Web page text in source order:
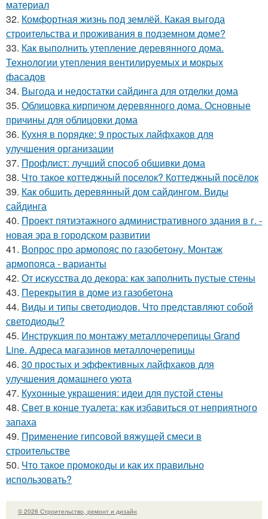
материал
32. Комфортная жизнь под землёй. Какая выгода
строительства и проживания в подземном доме?
33. Как выполнить утепление деревянного дома.
Технологии утепления вентилируемых и мокрых
фасадов
34. Выгода и недостатки сайдинга для отделки дома
35. Облицовка кирпичом деревянного дома. Основные
причины для облицовки дома
36. Кухня в порядке: 9 простых лайфхаков для
улучшения организации
37. Профлист: лучший способ обшивки дома
38. Что такое коттеджный поселок? Коттеджный посёлок
39. Как обшить деревянный дом сайдингом. Виды
сайдинга
40. Проект пятиэтажного административного здания в г. -
новая эра в городском развитии
41. Вопрос про армопояс по газобетону. Монтаж
армопояса - варианты
42. От искусства до декора: как заполнить пустые стены
43. Перекрытия в доме из газобетона
44. Виды и типы светодиодов. Что представляют собой
светодиоды?
45. Инструкция по монтажу металлочерепицы Grand
Line. Адреса магазинов металлочерепицы
46. 30 простых и эффективных лайфхаков для
улучшения домашнего уюта
47. Кухонные украшения: идеи для пустой стены
48. Свет в конце туалета: как избавиться от неприятного
запаха
49. Применение гипсовой вяжущей смеси в
строительстве
50. Что такое промокоды и как их правильно
использовать?
© 2026 Строительство, ремонт и дизайн